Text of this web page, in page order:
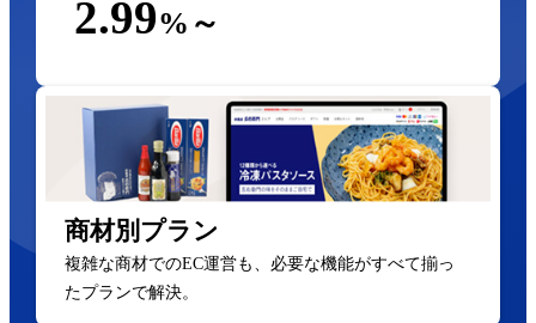
2.99%～
商材別プラン
複雑な商材でのEC運営も、必要な機能がすべて揃っ
たプランで解決。